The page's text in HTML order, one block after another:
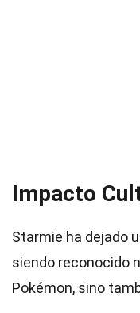
Impacto
Starmie ha dejado
siendo reconocido
Pokémon, sino